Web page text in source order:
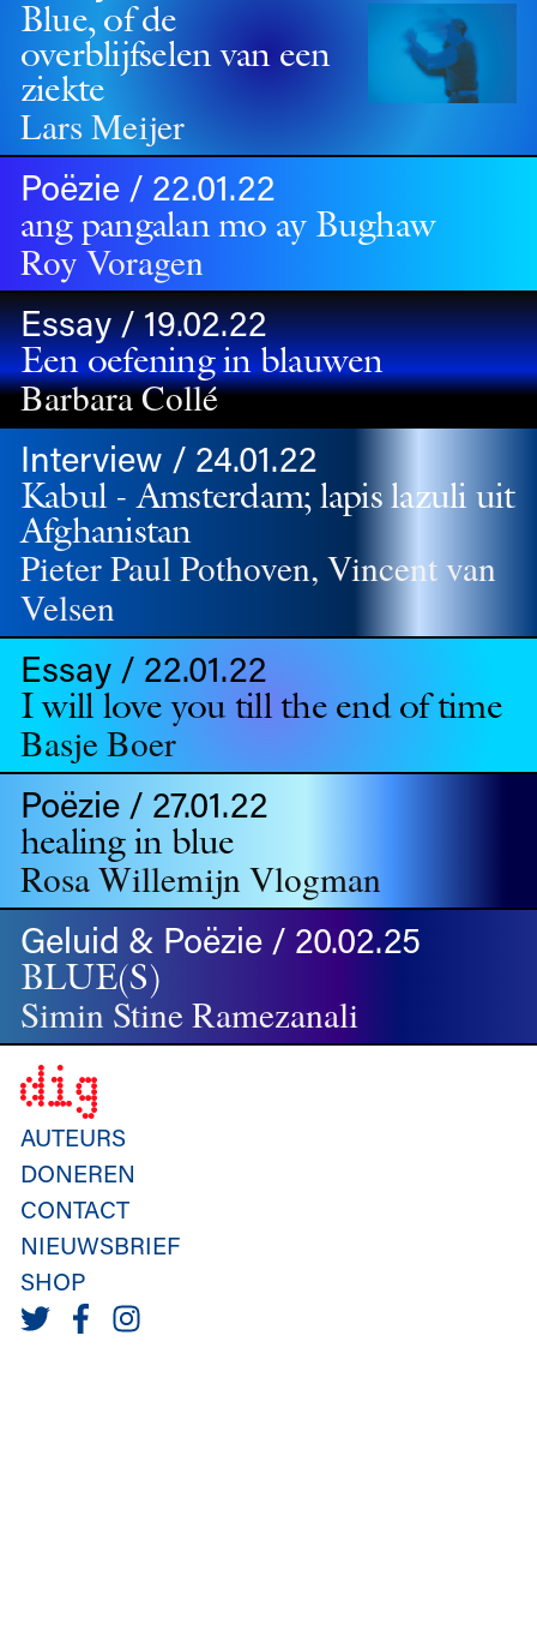
Blue, of de
overblijfselen van een
ziekte
Lars Meijer
Poëzie / 22.01.22
ang pangalan mo ay Bughaw
Roy Voragen
Essay / 19.02.22
Een oefening in blauwen
Barbara Collé
Interview / 24.01.22
Kabul - Amsterdam; lapis lazuli uit
Afghanistan
Pieter Paul Pothoven, Vincent van
Velsen
Essay / 22.01.22
I will love you till the end of time
Basje Boer
Poëzie / 27.01.22
healing in blue
Rosa Willemijn Vlogman
Geluid & Poëzie / 20.02.25
BLUE(S)
Simin Stine Ramezanali
AUTEURS
DONEREN
CONTACT
NIEUWSBRIEF
SHOP